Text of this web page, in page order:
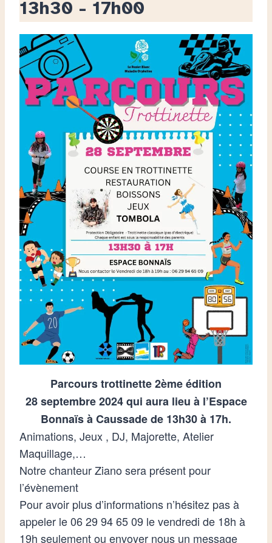
13h30 - 17h00
Parcours trottinette 2ème édition
28 septembre 2024 qui aura lieu à l’Espace
Bonnaïs à Caussade de 13h30 à 17h.
Animations, Jeux , DJ, Majorette, Atelier
Maquillage,…
Notre chanteur Ziano sera présent pour
l’évènement
Pour avoir plus d’informations n’hésitez pas à
appeler le 06 29 94 65 09 le vendredi de 18h à
19h seulement ou envoyer nous un message